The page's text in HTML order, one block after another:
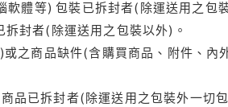
體等) 包裝已拆封者(除運送用之包
封者(除運送用之包裝以外)。
之商品缺件(含購買商品、附件、內
品已拆封者(除運送用之包裝外一切